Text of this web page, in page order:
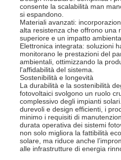
consente la scalabilità man
si espandono.
Materiali avanzati:
alta resistenza che offrono una
superiore e un impatto
Elettronica integrata: soluzioni
monitorano le prestazioni del
ambientali, ottimizzando la
l'affidabilità del sistema.
Sostenibilità e longevità
La durabilità e la sostenibilità
fotovoltaici svolgono un ruolo
complessivo degli impianti
durevoli e design efficienti, i
minimo i requisiti di
durata operativa dei sistemi
non solo migliora la fattibilità
solare, ma riduce anche
alle infrastrutture di energia